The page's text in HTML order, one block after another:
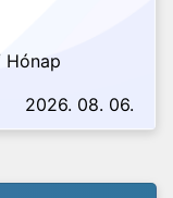
2026. 08. 06.